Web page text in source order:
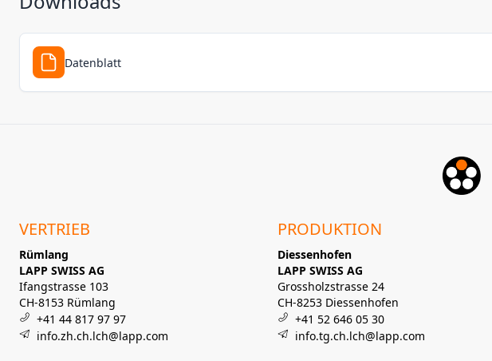
Datenblatt
VERTRIEB
Rümlang
LAPP SWISS AG
Ifangstrasse 103
CH-8153 Rümlang
+41 44 817 97 97
info.zh.ch.lch@lapp.com
PRODUKTION
Diessenhofen
LAPP SWISS AG
Grossholzstrasse 24
CH-8253 Diessenhofen
+41 52 646 05 30
info.tg.ch.lch@lapp.com